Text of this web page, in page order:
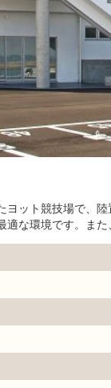
ット競技場で、
適な環境です。ま